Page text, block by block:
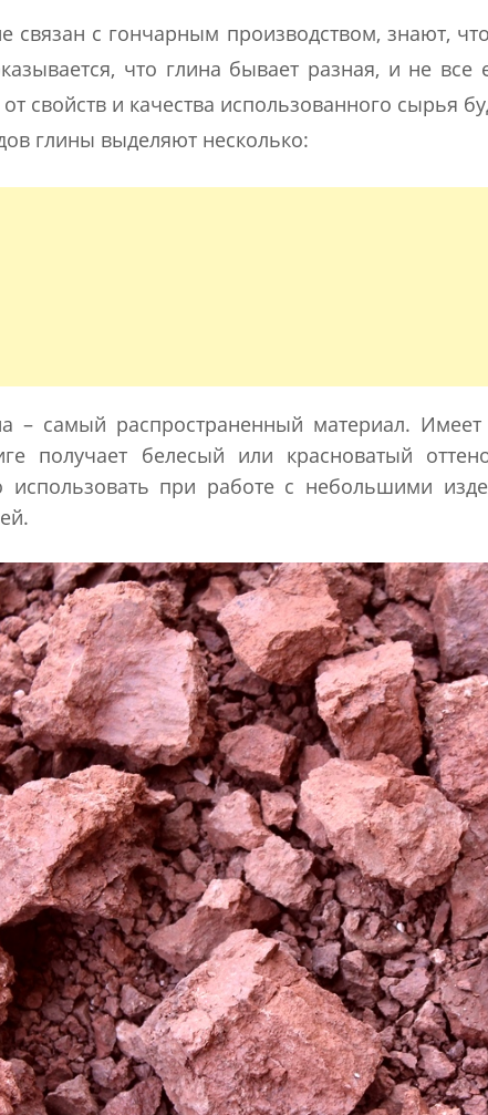
связан с гончарным производством, знают,
что глина бывает разная, и не все
свойств и качества использованного сырья
глины выделяют несколько:
– самый распространенный материал. Имеет
получает белесый или красноватый
при работе с небольшими